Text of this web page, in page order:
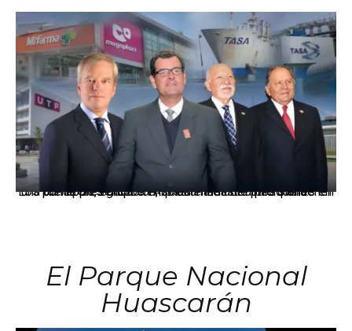
Los principales grupos empresariales del país mantienen una fuerte presencia en Áncash mediante inversiones en comercio, educación, salud e industria pesquera.
El Parque Nacional
Huascarán